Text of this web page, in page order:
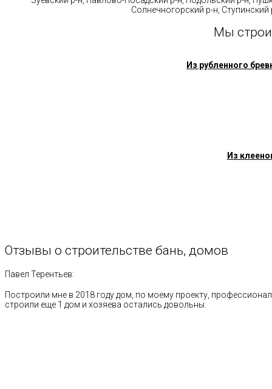
Солнечногорский р-н,
Мы
Из рубленного
Из
Отзывы о строительстве бань, домов
Павел Терентьев:
Построили мне в 2018 году дом, по моему проекту,
строили еще 1 дом и хозяева остались довольны.